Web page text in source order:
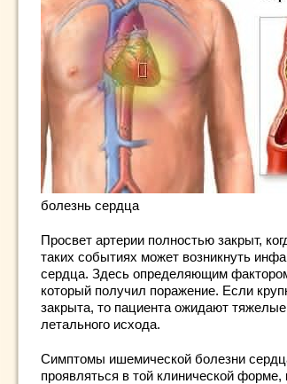
болезнь сердца
Просвет артерии полностью закрыт,
таких событиях может возникнуть
сердца. Здесь определяющим
который получил поражение. Если
закрыта, то пациента ожидают
летального исхода.
Симптомы ишемической болезни
проявляться в той клинической